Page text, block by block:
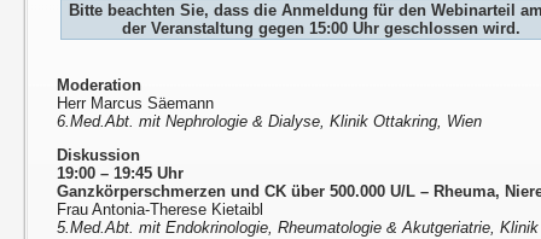
Bitte beachten Sie, dass die Anmeldung für den Webinarteil
der Veranstaltung gegen 15:00 Uhr geschlossen wird.
Moderation
Herr Marcus Säemann
6.Med.Abt. mit Nephrologie & Dialyse, Klinik Ottakring, Wien
Diskussion
19:00 – 19:45 Uhr
Ganzkörperschmerzen und CK über 500.000 U/L – Rheuma,
Frau Antonia-Therese Kietaibl
5.Med.Abt. mit Endokrinologie, Rheumatologie & Akutgeriatrie,